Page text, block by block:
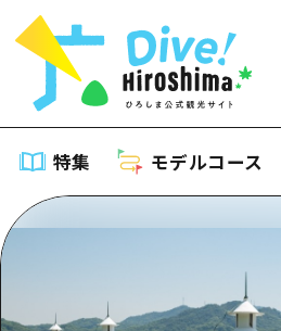
特集 モデルコース
特集一覧
モデルコース